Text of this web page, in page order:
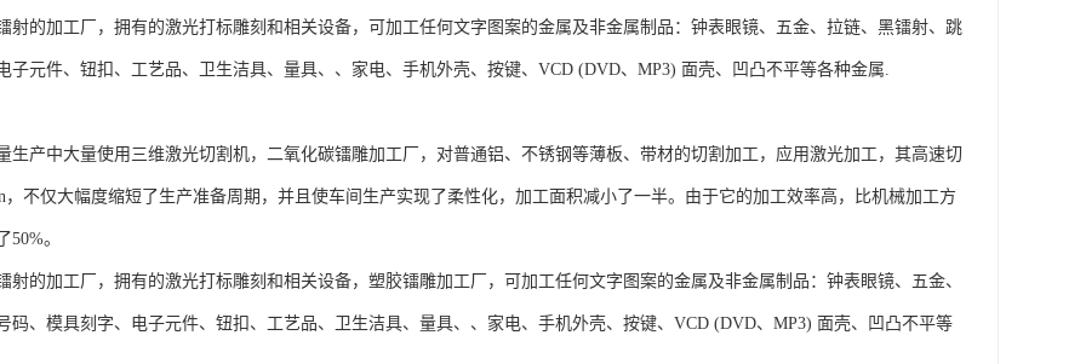
射的加工厂，拥有的激光打标雕刻和相关设备，可加工任何文字图案的金属及非金属制品：钟表眼镜、五金、拉链、黑镭射、跳
子元件、钮扣、工艺品、卫生洁具、量具、、家电、手机外壳、按键、VCD (DVD、MP3) 面壳、凹凸不平等各种金属.
生产中大量使用三维激光切割机，二氧化碳镭雕加工厂，对普通铝、不锈钢等薄板、带材的切割加工，应用激光加工，其高速切
，不仅大幅度缩短了生产准备周期，并且使车间生产实现了柔性化，加工面积减小了一半。由于它的加工效率高，比机械加工方
。
射的加工厂，拥有的激光打标雕刻和相关设备，塑胶镭雕加工厂，可加工任何文字图案的金属及非金属制品：钟表眼镜、五金、
码、模具刻字、电子元件、钮扣、工艺品、卫生洁具、量具、、家电、手机外壳、按键、VCD (DVD、MP3) 面壳、凹凸不平等